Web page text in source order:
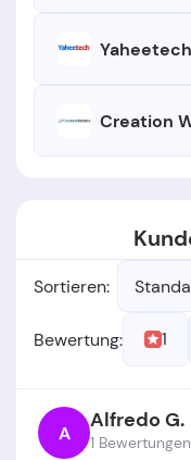
Yaheetech
Creation
Sortieren:
Bewertung: 1
A Alfredo G.
1 Bewertungen